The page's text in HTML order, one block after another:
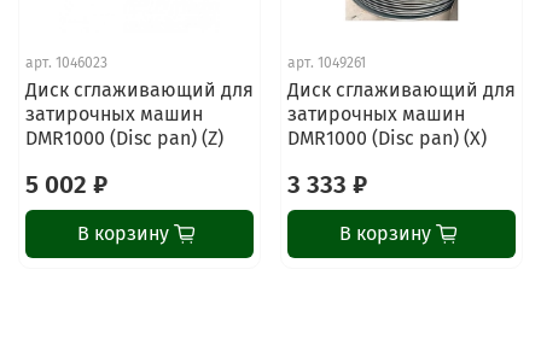
арт. 1046023
Диск сглаживающий для
затирочных машин
DMR1000 (Disc pan) (Z)
5 002 ₽
В корзину
арт. 1049261
Диск сглаживающий для
затирочных машин
DMR1000 (Disc pan) (X)
3 333 ₽
В корзину
Наши мессенджеры
Свяжитесь с нами через любой удобный